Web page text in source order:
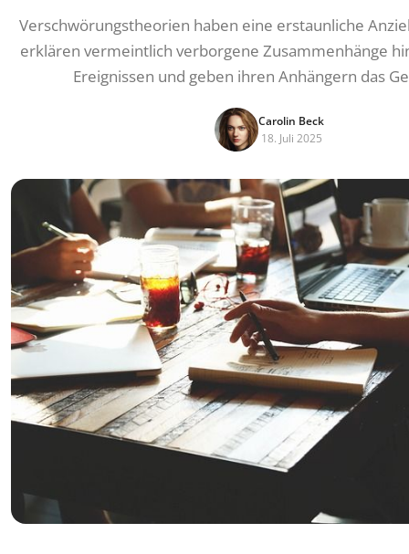
Verschwörungstheorien haben eine erstaunliche
erklären vermeintlich verborgene Zusammenhänge
Ereignissen und geben ihren Anhängern das
Carolin Beck
18. Juli 2025